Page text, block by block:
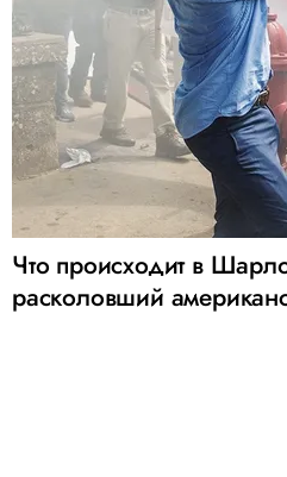
Что происходит в
расколовший